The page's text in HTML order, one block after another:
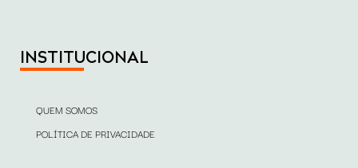
INSTITUCIONAL
QUEM SOMOS
POLÍTICA DE PRIVACIDADE